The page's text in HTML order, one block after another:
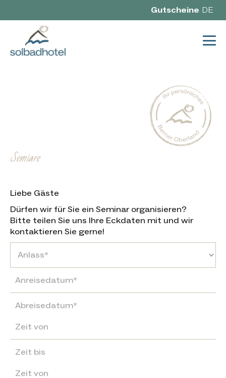
Gutscheine DE
Semiare
Liebe Gäste
Dürfen wir für Sie ein Seminar organisieren?
Bitte teilen Sie uns Ihre Eckdaten mit und wir
kontaktieren Sie gerne!
Seminartag 1
Seminartag 2